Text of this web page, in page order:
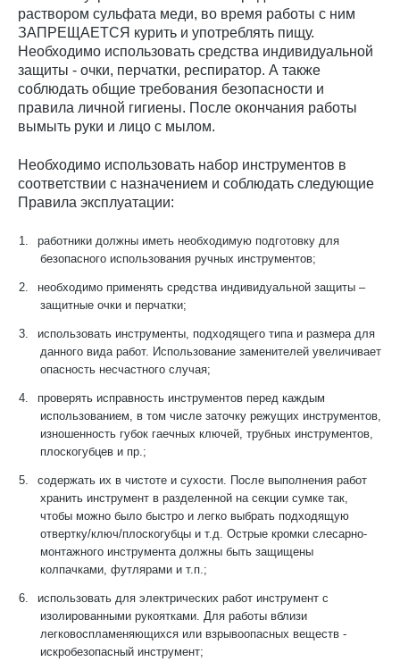
раствором сульфата меди, во время работы с ним
ЗАПРЕЩАЕТСЯ курить и употреблять пищу.
Необходимо использовать средства индивидуальной
защиты - очки, перчатки, респиратор. А также
соблюдать общие требования безопасности и
правила личной гигиены. После окончания работы
вымыть руки и лицо с мылом.
Необходимо использовать набор инструментов в
соответствии с назначением и соблюдать следующие
Правила эксплуатации:
1.
работники должны иметь необходимую подготовку для
безопасного использования ручных инструментов;
2.
необходимо применять средства индивидуальной защиты –
защитные очки и перчатки;
3.
использовать инструменты, подходящего типа и размера для
данного вида работ. Использование заменителей увеличивает
опасность несчастного случая;
4.
проверять исправность инструментов перед каждым
использованием, в том числе заточку режущих инструментов,
изношенность губок гаечных ключей, трубных инструментов,
плоскогубцев и пр.;
5.
содержать их в чистоте и сухости. После выполнения работ
хранить инструмент в разделенной на секции сумке так,
чтобы можно было быстро и легко выбрать подходящую
отвертку/ключ/плоскогубцы и т.д. Острые кромки слесарно-
монтажного инструмента должны быть защищены
колпачками, футлярами и т.п.;
6.
использовать для электрических работ инструмент с
изолированными рукоятками. Для работы вблизи
легковоспламеняющихся или взрывоопасных веществ -
искробезопасный инструмент;